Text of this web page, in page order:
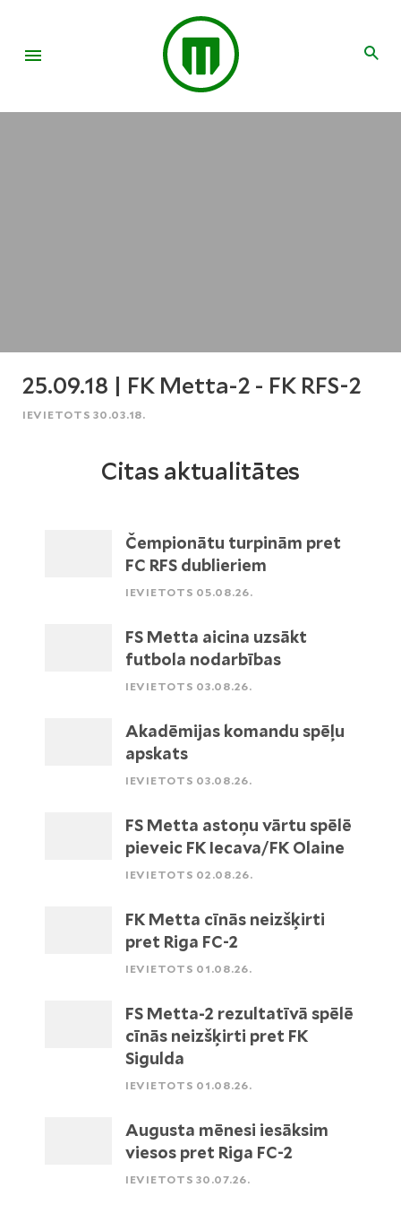
25.09.18 | FK Metta-2 - FK RFS-2
IEVIETOTS 30.03.18.
Citas aktualitātes
Čempionātu turpinām pret
FC RFS dublieriem
IEVIETOTS 05.08.26.
FS Metta aicina uzsākt
futbola nodarbības
IEVIETOTS 03.08.26.
Akadēmijas komandu spēļu
apskats
IEVIETOTS 03.08.26.
FS Metta astoņu vārtu spēlē
pieveic FK Iecava/FK Olaine
IEVIETOTS 02.08.26.
FK Metta cīnās neizšķirti
pret Riga FC-2
IEVIETOTS 01.08.26.
FS Metta-2 rezultatīvā spēlē
cīnās neizšķirti pret FK
Sigulda
IEVIETOTS 01.08.26.
Augusta mēnesi iesāksim
viesos pret Riga FC-2
IEVIETOTS 30.07.26.